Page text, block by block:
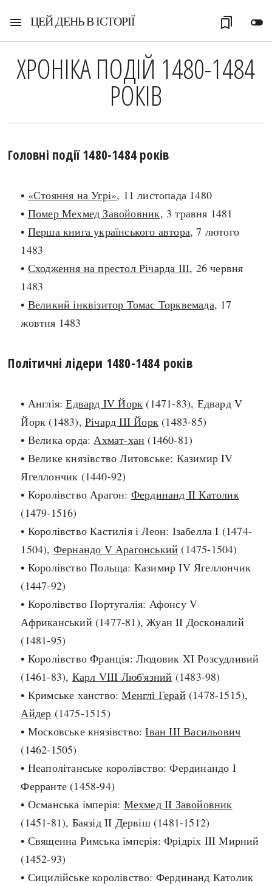
menu ЦЕЙ ДЕНЬ В ІСТОРІЇ toggle_off
bookmarks
search
СЬОГОДНІ
ПРАВИЛА ЖИТТЯ
ВИ (НЕ) ЗНАЛИ
ПОДКАСТИ
КАРТИ
НОТА БЕНЕ
ФОТОІСТОРІЇ
ІНФОГРАФІКА
ПРЯМА МОВА
МОЯ ІСТОРІЯ
Рубрики
Авіація і космонавтика
Архітектура і будівництво
Битви і війни
Кримінал
Культура і мистецтво
Наука, освіта і техніка
Подорожі і відкриття
Політика
Чудеса світу
Україна
Українська революція
Україна незалежна
ЗНО
Регіони
Австралія
Азія
Америка
Хронологія
Античні часи
Темні віки
Пізнє Середньовіччя
Новітня історія
Індекси
Нові статті
Всі статті
ХРОНІКА ПОДІЙ 1480-1484
РОКІВ
Головні події 1480-1484 років
• «Стояння на Угрі», 11 листопада 1480
• Помер Мехмед Завойовник, 3 травня 1481
• Перша книга українського автора, 7 лютого
1483
• Сходження на престол Річарда ІІІ, 26 червня
1483
• Великий інквізитор Томас Торквемада, 17
жовтня 1483
Політичні лідери 1480-1484 років
• Англія:Едвард IV Йорк (1471-83), Едвард V
Йорк (1483),Річард III Йорк (1483-85)
• Велика орда:Ахмат-хан (1460-81)
• Велике князівство Литовське: Казимир IV
Ягеллончик (1440-92)
• Королівство Арагон: Фердинанд II Католик
(1479-1516)
• Королівство Кастилія і Леон: Ізабелла I (1474-
1504), Фернандо V Арагонський (1475-1504)
• Королівство Польща: Казимир IV Ягеллончик
(1447-92)
• Королівство Португалія: Афонсу V
Африканський (1477-81), Жуан II Досконалий
(1481-95)
• Королівство Франція: Людовик XI Розсудливий
(1461-83), Карл VIII Люб'язний (1483-98)
• Кримське ханство:Менглі Герай (1478-1515),
Айдер (1475-1515)
• Московське князівство:Іван III Васильович
(1462-1505)
• Неаполітанське королівство: Фердинандо I
Ферранте (1458-94)
• Османська імперія: Мехмед II Завойовник
(1451-81), Баязід II Дервіш (1481-1512)
• Священна Римська імперія: Фрідріх III Мирний
(1452-93)
• Сицилійське королівство: Фердинанд Католик